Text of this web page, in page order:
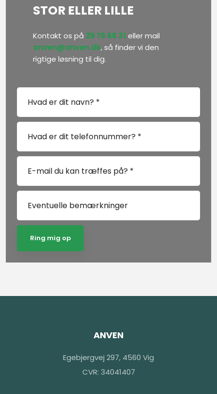
STOR ELLER LILLE
Kontakt os på 29 76 66 31 eller mail
anven@anven.dk, så finder vi den
rigtige løsning til dig.
ANVEN
​Egebjergvej 297, 4560 Vig​
CVR: 34041407